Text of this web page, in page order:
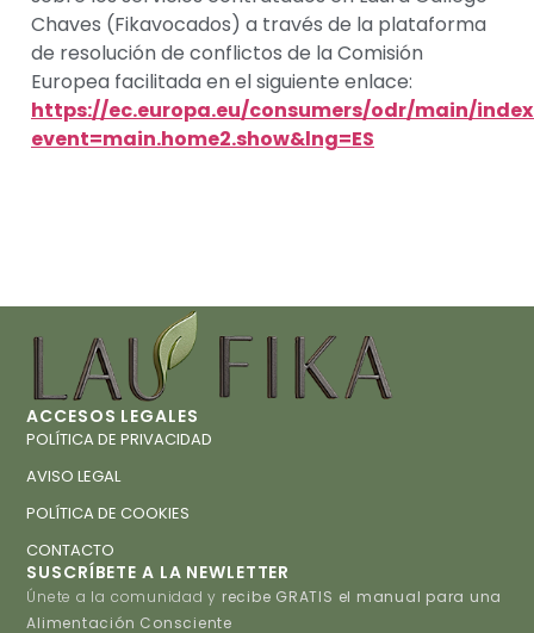
Chaves (Fikavocados) a través de la plataforma
de resolución de conflictos de la Comisión
Europea facilitada en el siguiente enlace:
https://ec.europa.eu/consumers/odr/main/
event=main.home2.show&lng=ES
ACCESOS LEGALES
POLÍTICA DE PRIVACIDAD
AVISO LEGAL
POLÍTICA DE COOKIES
CONTACTO
SUSCRÍBETE A LA NEWLETTER
Únete a la comunidad y recibe GRATIS el manual para una
Alimentación Consciente